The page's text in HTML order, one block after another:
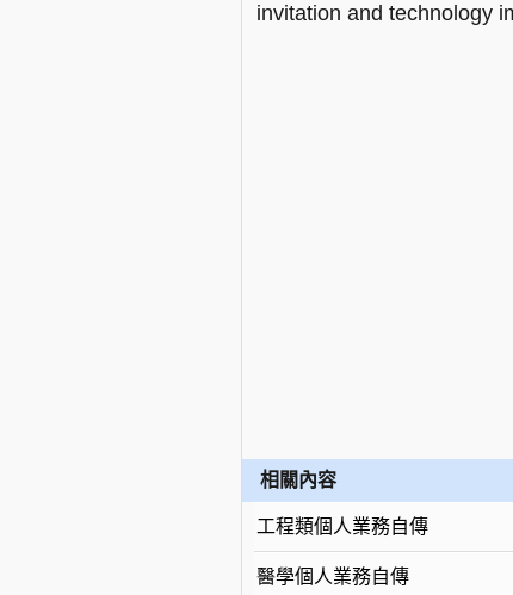
invitation and technology
相關內容
工程類個人業務自傳
醫學個人業務自傳